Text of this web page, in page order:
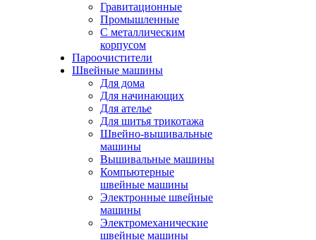
Гравитационные
Промышленные
С металлическим
корпусом
Пароочистители
Швейные машины
Для дома
Для начинающих
Для ателье
Для шитья трикотажа
Швейно-вышивальные
машины
Вышивальные машины
Компьютерные
швейные машины
Электронные швейные
машины
Электромеханические
швейные машины